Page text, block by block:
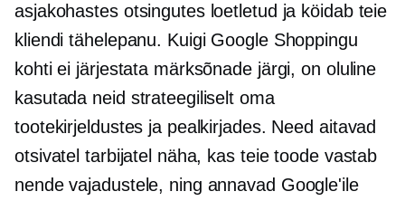
asjakohastes otsingutes loetletud ja köidab teie
kliendi tähelepanu. Kuigi Google Shoppingu
kohti ei järjestata märksõnade järgi, on oluline
kasutada neid strateegiliselt oma
tootekirjeldustes ja pealkirjades. Need aitavad
otsivatel tarbijatel näha, kas teie toode vastab
nende vajadustele, ning annavad Google'ile